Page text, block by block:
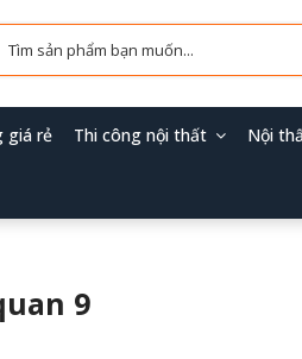
giá rẻ Thi công nội thất Nội
9